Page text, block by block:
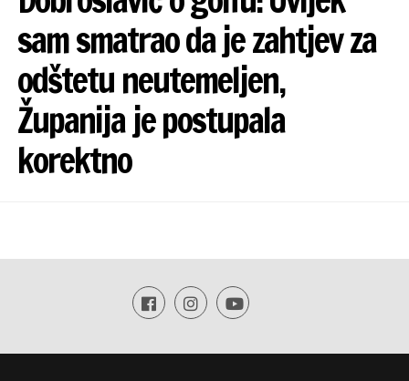
sam smatrao da je zahtjev za
odštetu neutemeljen,
Županija je postupala
korektno